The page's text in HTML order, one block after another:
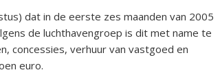
dat in de eerste zes maanden van 2005
de luchthavengroep is dit met name te
concessies, verhuur van vastgoed en
euro.